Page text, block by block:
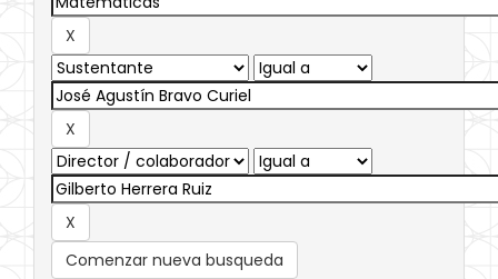
Comenzar nueva busqueda